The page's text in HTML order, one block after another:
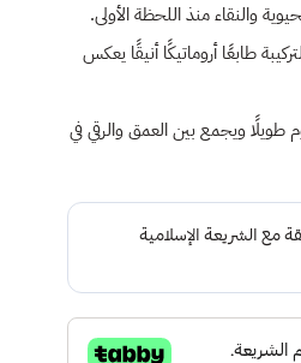
والنقاء منذ اللحظة الأولى.
طابعًا أروماتيكًا أنيقًا يعكس
طويلًا ويجمع بين العمق والرقي في